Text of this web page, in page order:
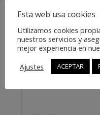
Ver esta publicación
Esta web usa cookies
Utilizamos cookies
nuestros servicios y
mejor experiencia en
Ajustes
ACEPTAR